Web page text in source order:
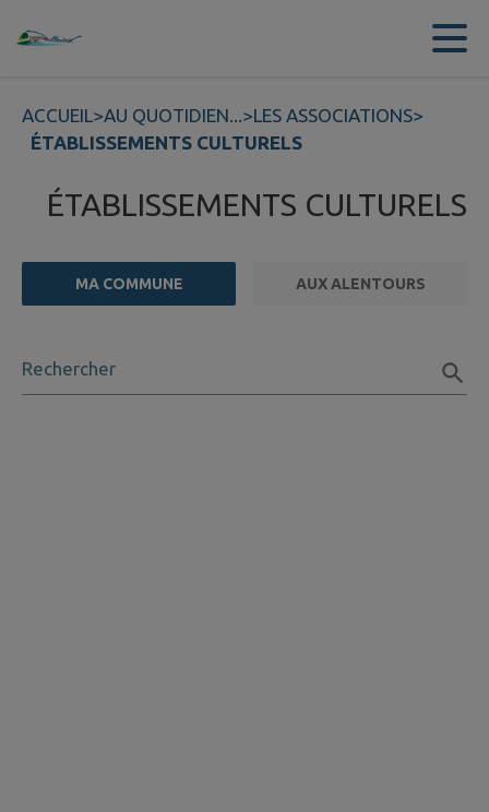
Contenu
ACCUEIL>AU QUOTIDIEN...>LES ASSOCIATIONS>
ÉTABLISSEMENTS CULTURELS
ÉTABLISSEMENTS CULTURELS
MA COMMUNE AUX ALENTOURS
Rechercher